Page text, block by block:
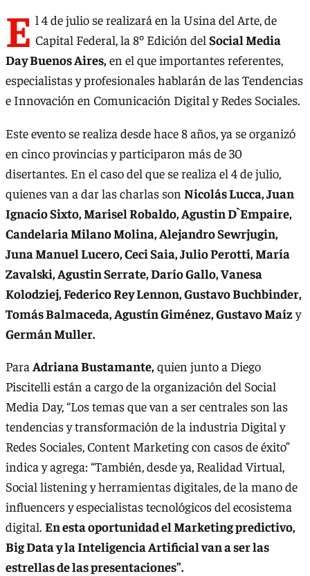
E l 4 de julio se realizará en la Usina del Arte, de
Capital Federal, la 8º Edición del Social Media
Day Buenos Aires,en el que importantes referentes,
especialistas y profesionales hablarán de las Tendencias
e Innovación en Comunicación Digital y Redes Sociales.
Este evento se realiza desde hace 8 años, ya se organizó
en cinco provincias y participaron más de 30
disertantes. En el caso del que se realiza el 4 de julio,
quienes van a dar las charlas son Nicolás Lucca, Juan
Ignacio Sixto, Marisel Robaldo, Agustin D`Empaire,
Candelaria Milano Molina, Alejandro Sewrjugin,
Juna Manuel Lucero, Ceci Saia, Julio Perotti, María
Zavalski, Agustin Serrate, Darío Gallo, Vanesa
Kolodziej, Federico Rey Lennon, Gustavo Buchbinder,
Tomás Balmaceda, Agustín Giménez, Gustavo Maízy
Germán Muller.
Para Adriana Bustamante,quien junto a Diego
Piscitelli están a cargo de la organización del Social
Media Day, “Los temas que van a ser centrales son las
tendencias y transformación de la industria Digital y
Redes Sociales, Content Marketing con casos de éxito”
indica y agrega: “También, desde ya, Realidad Virtual,
Social listening y herramientas digitales, de la mano de
influencers y especialistas tecnológicos del ecosistema
digital. En esta oportunidad el Marketing predictivo,
Big Data y la Inteligencia Artificial van a ser las
estrellas de las presentaciones”.